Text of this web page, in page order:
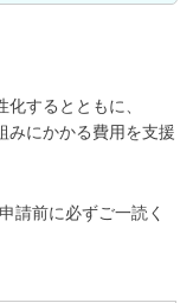
するとともに、
にかかる費用を支援
前に必ずご一読く